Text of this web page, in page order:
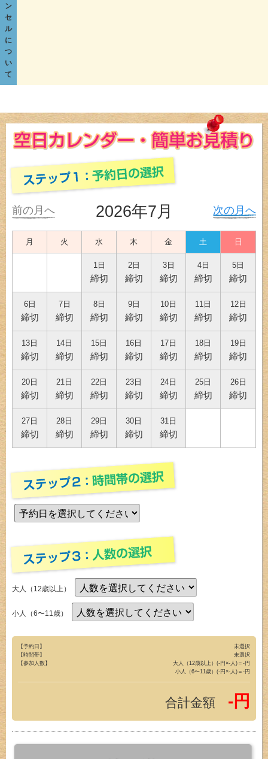
ン
セ
ル
に
つ
い
て
前の月へ 次の月へ
2026年7月
月 火 水 木 金 土 日
1日
締切
2日
締切
3日
締切
4日
締切
5日
締切
6日
締切
7日
締切
8日
締切
9日
締切
10日
締切
11日
締切
12日
締切
13日
締切
14日
締切
15日
締切
16日
締切
17日
締切
18日
締切
19日
締切
20日
締切
21日
締切
22日
締切
23日
締切
24日
締切
25日
締切
26日
締切
27日
締切
28日
締切
29日
締切
30日
締切
31日
締切
大人（12歳以上）
小人（6〜11歳）
【予約日】
未選択
【時間帯】
未選択
【参加人数】
大人（12歳以上）(-円×-人)＝-円
小人（6〜11歳）(-円×-人)＝-円
合計金額 -円